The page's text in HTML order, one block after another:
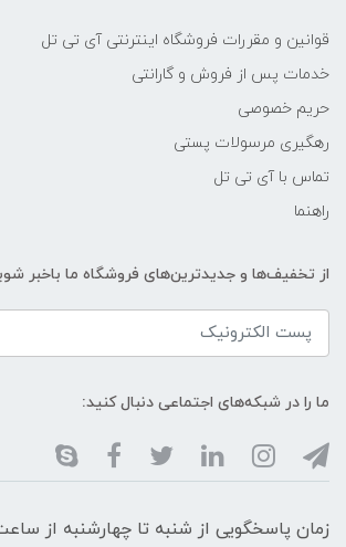
قوانین و مقررات فروشگاه اینترنتی آی تی تل
خدمات پس از فروش و گارانتی
حریم خصوصی
رهگیری مرسولات پستی
تماس با آی تی تل
راهنما
از تخفیف‌ها و جدیدترین‌های فروشگاه ما باخبر
ما را در شبکه‌های اجتماعی دنبال کنید: